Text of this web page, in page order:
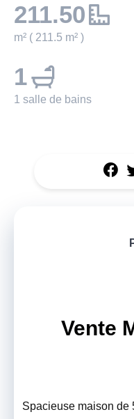
211.50
m² ( 211.5 m² )
1
1 salle de bains
Vente
Spacieuse maison de